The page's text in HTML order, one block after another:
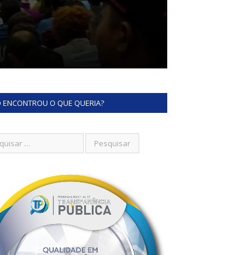
ENCONTROU O QUE QUERIA?